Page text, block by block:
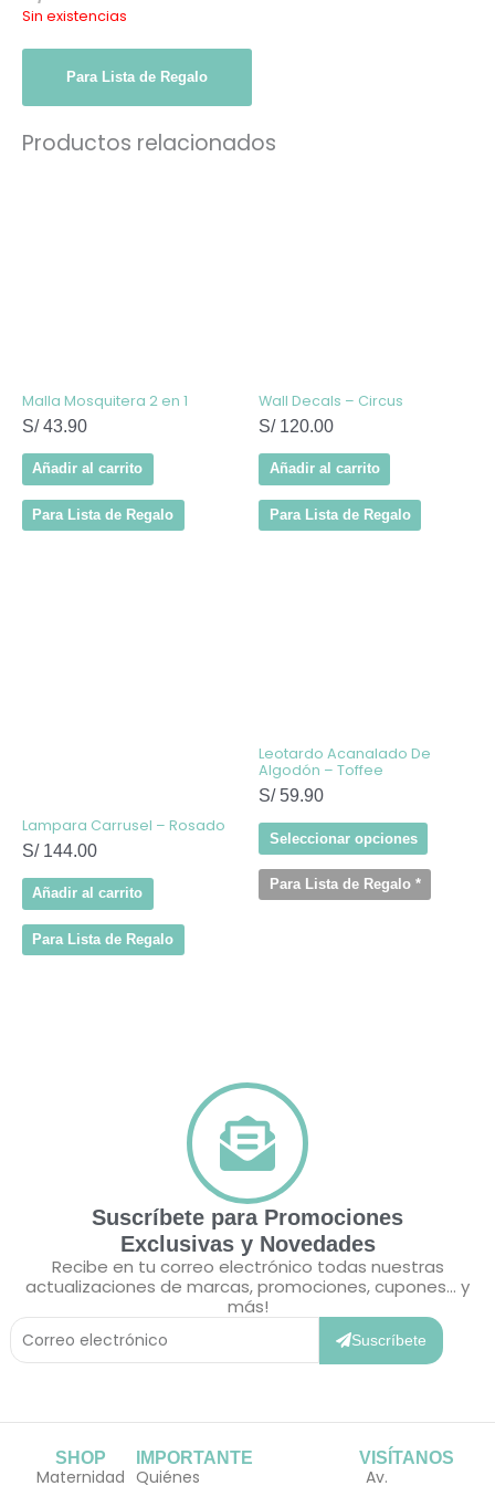
Sin existencias
Para Lista de Regalo
Productos relacionados
Malla Mosquitera 2 en 1
S/43.90
Añadir al carrito
Para Lista de Regalo
Wall Decals – Circus
S/120.00
Añadir al carrito
Para Lista de Regalo
Lampara Carrusel – Rosado
S/144.00
Añadir al carrito
Para Lista de Regalo
Leotardo Acanalado De
Algodón – Toffee
S/59.90
Seleccionar opciones
elegir
en
producto
Para Lista de Regalo*
Suscríbete para Promociones
Exclusivas y Novedades
Recibe en tu correo electrónico todas nuestras
actualizaciones de marcas, promociones, cupones... y
más!
Correo
Electrónico
Suscríbete
SHOP
Maternidad
IMPORTANTE
Quiénes
VISÍTANOS
Av.